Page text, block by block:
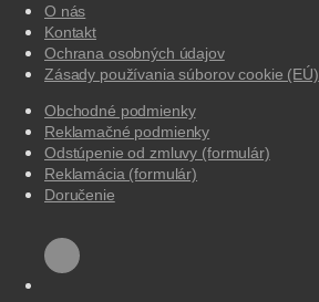
O nás
Kontakt
Ochrana osobných údajov
Zásady používania súborov cookie (EÚ)
Obchodné podmienky
Reklamačné podmienky
Odstúpenie od zmluvy (formulár)
Reklamácia (formulár)
Doručenie